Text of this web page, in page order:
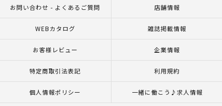
お問い合わせ - よくあるご質問 店舗情報
WEBカタログ 雑誌掲載情報
お客様レビュー 企業情報
特定商取引法表記 利用規約
個人情報ポリシー 一緒に働こう♪求人情報